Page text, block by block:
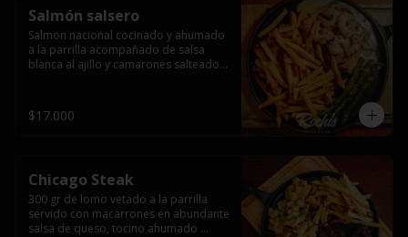
Salmón salsero
Salmon nacional cocinado y ahumado
a la parrilla acompañado de salsa
blanca al ajillo y camarones salteados,
$17.000
Chicago Steak
300 gr de lomo vetado a la parrilla
servido con macarrones en abundante
salsa de queso, tocino ahumado